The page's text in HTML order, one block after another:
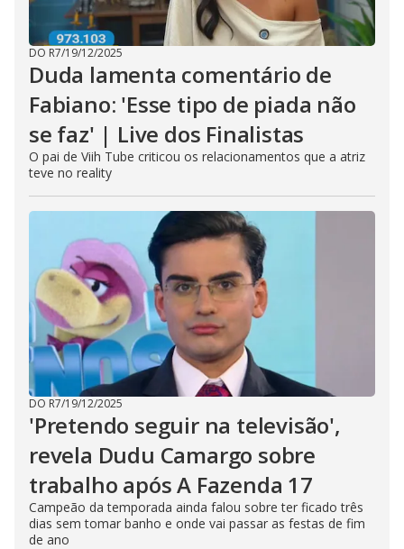
DO R7/19/12/2025
Duda lamenta comentário de
Fabiano: 'Esse tipo de piada não
se faz' | Live dos Finalistas
O pai de Viih Tube criticou os relacionamentos que a atriz
teve no reality
DO R7/19/12/2025
'Pretendo seguir na televisão',
revela Dudu Camargo sobre
trabalho após A Fazenda 17
Campeão da temporada ainda falou sobre ter ficado três
dias sem tomar banho e onde vai passar as festas de fim
de ano